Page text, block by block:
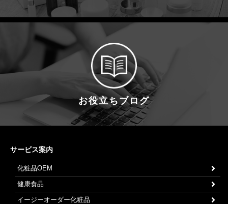
お役立ちブログ
サービス案内
化粧品OEM
健康食品
イージーオーダー化粧品